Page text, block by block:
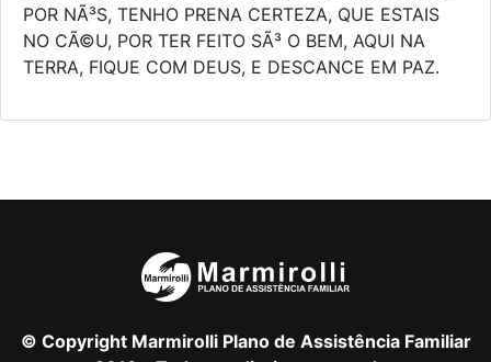
POR NÃ³S, TENHO PRENA CERTEZA, QUE ESTAIS
NO CÃ©U, POR TER FEITO SÃ³ O BEM, AQUI NA
TERRA, FIQUE COM DEUS, E DESCANCE EM PAZ.
© Copyright Marmirolli Plano de Assistência Familiar